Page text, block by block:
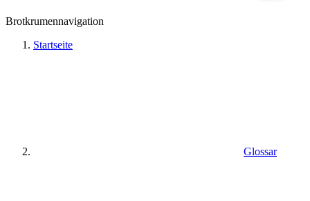
Brotkrumennavigation
Startseite
Glossar